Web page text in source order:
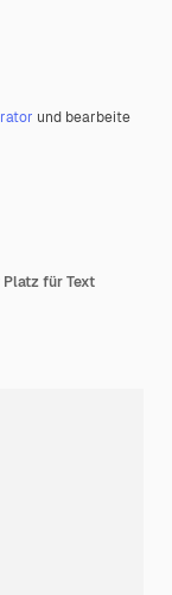
und bearbeite
für Text